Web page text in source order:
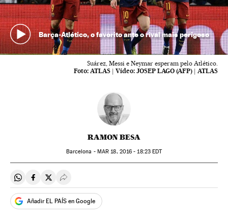
Barça-Atlético, o favorito ante o rival mais perigoso
Suárez, Messi e Neymar esperam pelo Atlético.
Foto: ATLAS | Vídeo: JOSEP LAGO (AFP) | ATLAS
RAMON BESA
Barcelona - MAR 18, 2016 - 18:23EDT
Compartir en Whatsapp
Compartir en Facebook
Compartir en Twitter
Desplegar Redes Sociales
Añadir EL PAÍS en Google